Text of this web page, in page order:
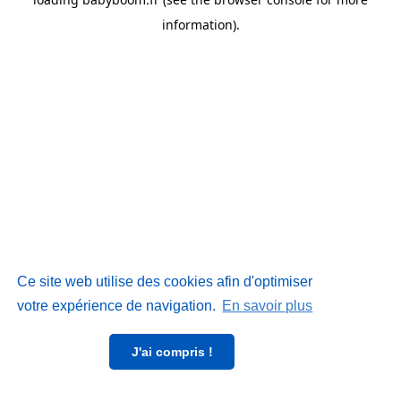
Ce site web utilise des cookies afin d'optimiser
votre expérience de navigation. En savoir plus
J'ai compris !
information).